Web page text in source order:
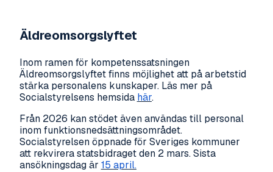
Äldreomsorgslyftet
Inom ramen för kompetenssatsningen
Äldreomsorgslyftet finns möjlighet att på arbetstid
stärka personalens kunskaper. Läs mer på
Socialstyrelsens hemsida här.
Från 2026 kan stödet även användas till personal
inom funktionsnedsättningsområdet.
Socialstyrelsen öppnade för Sveriges kommuner
att rekvirera statsbidraget den 2 mars. Sista
ansökningsdag är 15 april.